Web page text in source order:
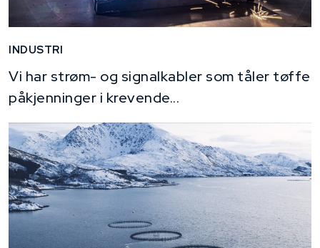
INDUSTRI
Vi har strøm- og signalkabler som tåler tøffe
påkjenninger i krevende...